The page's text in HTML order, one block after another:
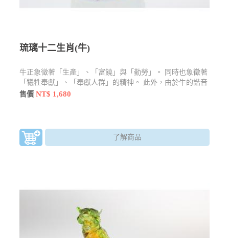
琉璃十二生肖(牛)
牛正象徵著「生產」、「富饒」與「勤勞」。 同時也象徵著
「犧牲奉獻」、「奉獻人群」的精神。 此外，由於牛的諧音
與「扭轉乾坤」的扭相近，因此在農曆新年時，也常以「扭
售價NT$ 1,680
了解商品